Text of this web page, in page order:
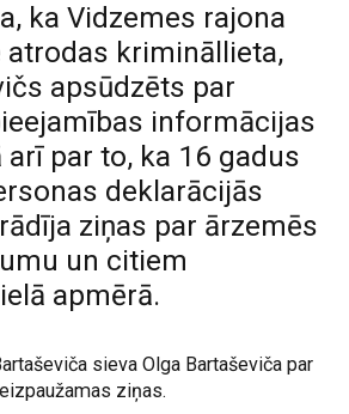
ka Vidzemes rajona
atrodas krimināllieta,
apsūdzēts par
informācijas
arī par to, ka 16 gadus
deklarācijās
ziņas par ārzemēs
un citiem
apmērā.
sieva Olga Bartaševiča par
ziņas.